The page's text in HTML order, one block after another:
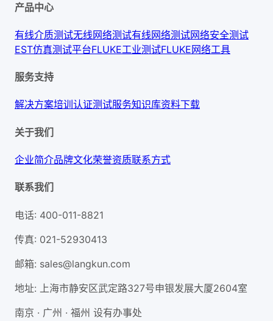
产品中心
有线介质测试无线网络测试有线网络测试网络安全测试
EST仿真测试平台FLUKE工业测试FLUKE网络工具
服务支持
解决方案培训认证测试服务知识库资料下载
关于我们
企业简介品牌文化荣誉资质联系方式
联系我们
电话: 400-011-8821
传真: 021-52930413
邮箱: sales@langkun.com
地址:
上海市静安区武定路327号申银发展大厦2604室
南京 · 广州 · 福州 设有办事处